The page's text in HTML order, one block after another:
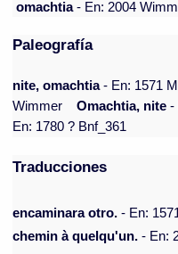
omachtia- En: 2004
Paleografía
nite, omachtia- En: 1571
Wimmer
Omachtia, nite -
En: 1780 ? Bnf_361
Traducciones
encaminara otro. - En:
chemin à quelqu'un. - En: